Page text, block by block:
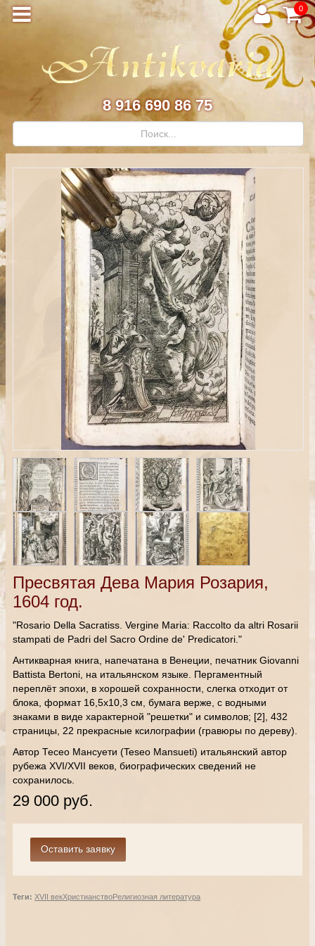
0
8 916 690 86 75
Пресвятая Дева Мария Розария,
1604 год.
"Rosario Della Sacratiss. Vergine Maria: Raccolto da altri Rosarii
stampati de Padri del Sacro Ordine de' Predicatori."
Антикварная книга, напечатана в Венеции, печатник Giovanni
Battista Bertoni, на итальянском языке. Пергаментный
переплёт эпохи, в хорошей сохранности, слегка отходит от
блока, формат 16,5х10,3 см, бумага верже, с водными
знаками в виде характерной "решетки" и символов; [2], 432
страницы, 22 прекрасные ксилографии (гравюры по дереву).
Автор Тесео Мансуети (Teseo Mansueti) итальянский автор
рубежа XVI/XVII веков, биографических сведений не
сохранилось.
29 000 руб.
Теги: XVII векХристианствоРелигиозная литература